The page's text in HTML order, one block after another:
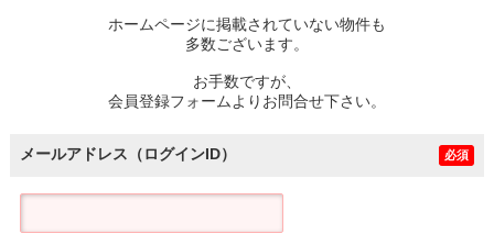
住宅ローン控除シミュレータホームページに掲載されていない物件も
多数ございます。
お手数ですが、
会員登録フォームよりお問合せ下さい。
メールアドレス（ログインID） 必須